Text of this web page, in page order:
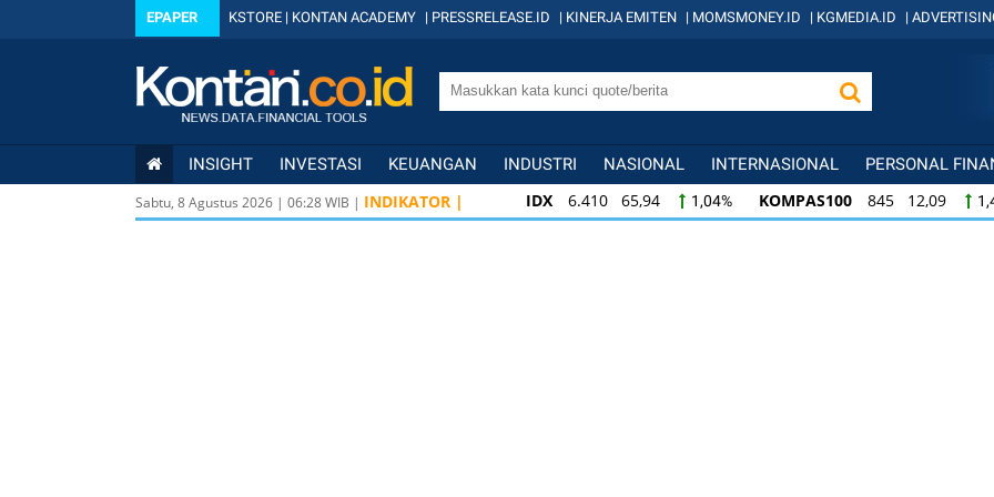
EPAPER KSTORE | KONTAN ACADEMY | PRESSRELEASE.ID | KINERJA EMITEN | MOMSMONEY.ID | KGMEDIA.ID |
INSIGHT INVESTASI KEUANGAN INDUSTRI NASIONAL INTERNASIONAL PERSONAL
Sabtu, 8 Agustus 2026 | 06:28WIB | INDIKATOR | IDX 6.410 65,94 1,04% KOMPAS100 845 12,09
KOMPAS100
845 12,09 1,45% LQ45 640 9,44